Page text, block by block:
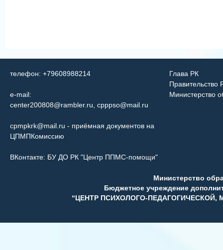
телефон: +79608988214
e-mail:
center200808@rambler.ru cpppso@mail.ru
cpmpkrk@mail.ru - приёмная документов на
ЦПМПКомиссию
ВКонтакте: БУ ДО РК "Центр ППМС-помощи"
Глава РК
Правительство
Министерство
Министерство
Бюджетное учреждение
“ЦЕНТР ПСИХОЛОГО-